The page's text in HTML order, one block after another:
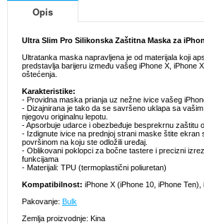
Opis
Ultra Slim Pro Silikonska Zaštitna Maska za
Ultratanka maska napravljena je od materijala koji
predstavlja barijeru između vašeg iPhone X, iPhone
oštećenja.
Karakteristike:
- Providna maska prianja uz nežne ivice vašeg
- Dizajnirana je tako da se savršeno uklapa sa
njegovu originalnu lepotu.
- Apsorbuje udarce i obezbeđuje besprekrnu zaštitu
- Izdignute ivice na prednjoj strani maske štite ekran
površinom na koju ste odložili uređaj.
- Oblikovani poklopci za bočne tastere i precizni
funkcijama
- Materijali: TPU (termoplastični poliuretan)
Kompatibilnost: iPhone X (iPhone 10, iPhone
Pakovanje: Bulk
Zemlja proizvodnje: Kina